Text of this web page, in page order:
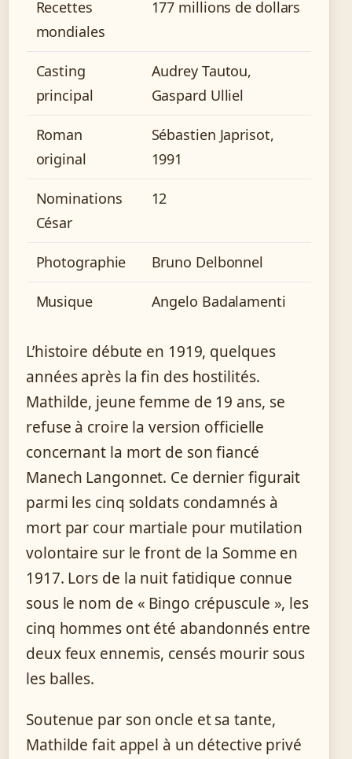
Recettes
mondiales
177 millions de dollars
Casting
principal
Audrey Tautou,
Gaspard Ulliel
Roman
original
Sébastien Japrisot,
1991
Nominations
César
12
Photographie Bruno Delbonnel
Musique Angelo Badalamenti
L’histoire débute en 1919, quelques
années après la fin des hostilités.
Mathilde, jeune femme de 19 ans, se
refuse à croire la version officielle
concernant la mort de son fiancé
Manech Langonnet. Ce dernier figurait
parmi les cinq soldats condamnés à
mort par cour martiale pour mutilation
volontaire sur le front de la Somme en
1917. Lors de la nuit fatidique connue
sous le nom de « Bingo crépuscule », les
cinq hommes ont été abandonnés entre
deux feux ennemis, censés mourir sous
les balles.
Soutenue par son oncle et sa tante,
Mathilde fait appel à un détective privé